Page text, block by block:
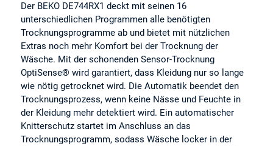
Der BEKO DE744RX1 deckt mit seinen 16
unterschiedlichen Programmen alle benötigten
Trocknungsprogramme ab und bietet mit nützlichen
Extras noch mehr Komfort bei der Trocknung der
Wäsche. Mit der schonenden Sensor-Trocknung
OptiSense® wird garantiert, dass Kleidung nur so lange
wie nötig getrocknet wird. Die Automatik beendet den
Trocknungsprozess, wenn keine Nässe und Feuchte in
der Kleidung mehr detektiert wird. Ein automatischer
Knitterschutz startet im Anschluss an das
Trocknungsprogramm, sodass Wäsche locker in der